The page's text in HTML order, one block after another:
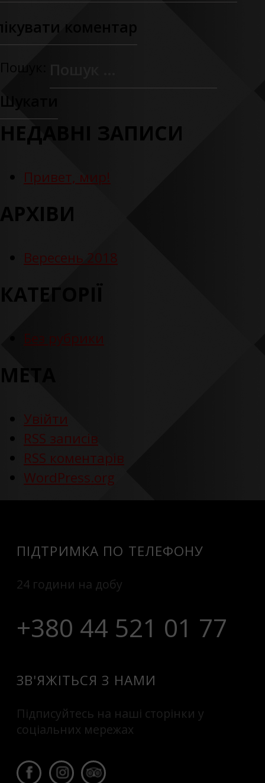
Пошук:
НЕДАВНІ ЗАПИСИ
Привет, мир!
АРХІВИ
Вересень 2018
КАТЕГОРІЇ
Без рубрики
МЕТА
Увійти
RSS записів
RSS коментарів
WordPress.org
ПІДТРИМКА ПО ТЕЛЕФОНУ
24 години на добу
+380 44 521 01 77
ЗВ'ЯЖІТЬСЯ З НАМИ
Підписуйтесь на наші сторінки у
соціальних мережах